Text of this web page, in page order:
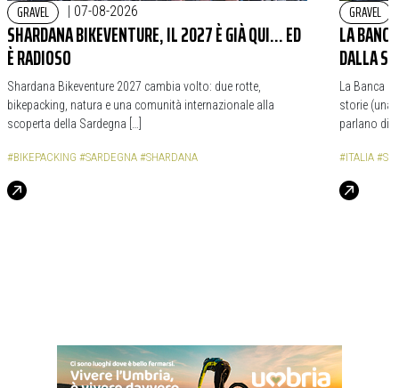
GRAVEL 07-08-2026
SHARDANA BIKEVENTURE, IL 2027 È GIÀ QUI… ED
È RADIOSO
Shardana Bikeventure 2027 cambia volto: due rotte,
bikepacking, natura e una comunità internazionale alla
scoperta della Sardegna […]
#BIKEPACKING #SARDEGNA #SHARDANA
GRAVEL
LA
DALLA
La Banca
storie (una
parlano di
#ITALIA